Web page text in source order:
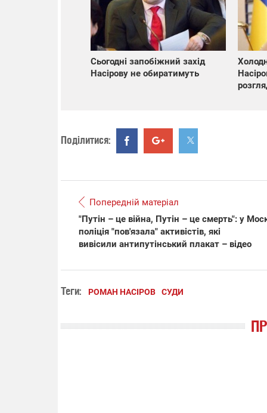
Сьогодні запобіжний захід
Насірову не обиратимуть
Поділитися:
Попередній матеріал
"Путін – це війна, Путін – це смерть": у
поліція "пов'язала" активістів, які
вивісили антипутінський плакат – відео
Теги: РОМАН НАСІРОВ СУДИ